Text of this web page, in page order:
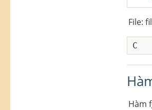
File:
Hàm